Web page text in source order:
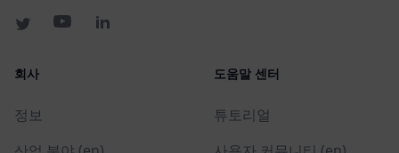
회사
정보
도움말 센터
튜토리얼